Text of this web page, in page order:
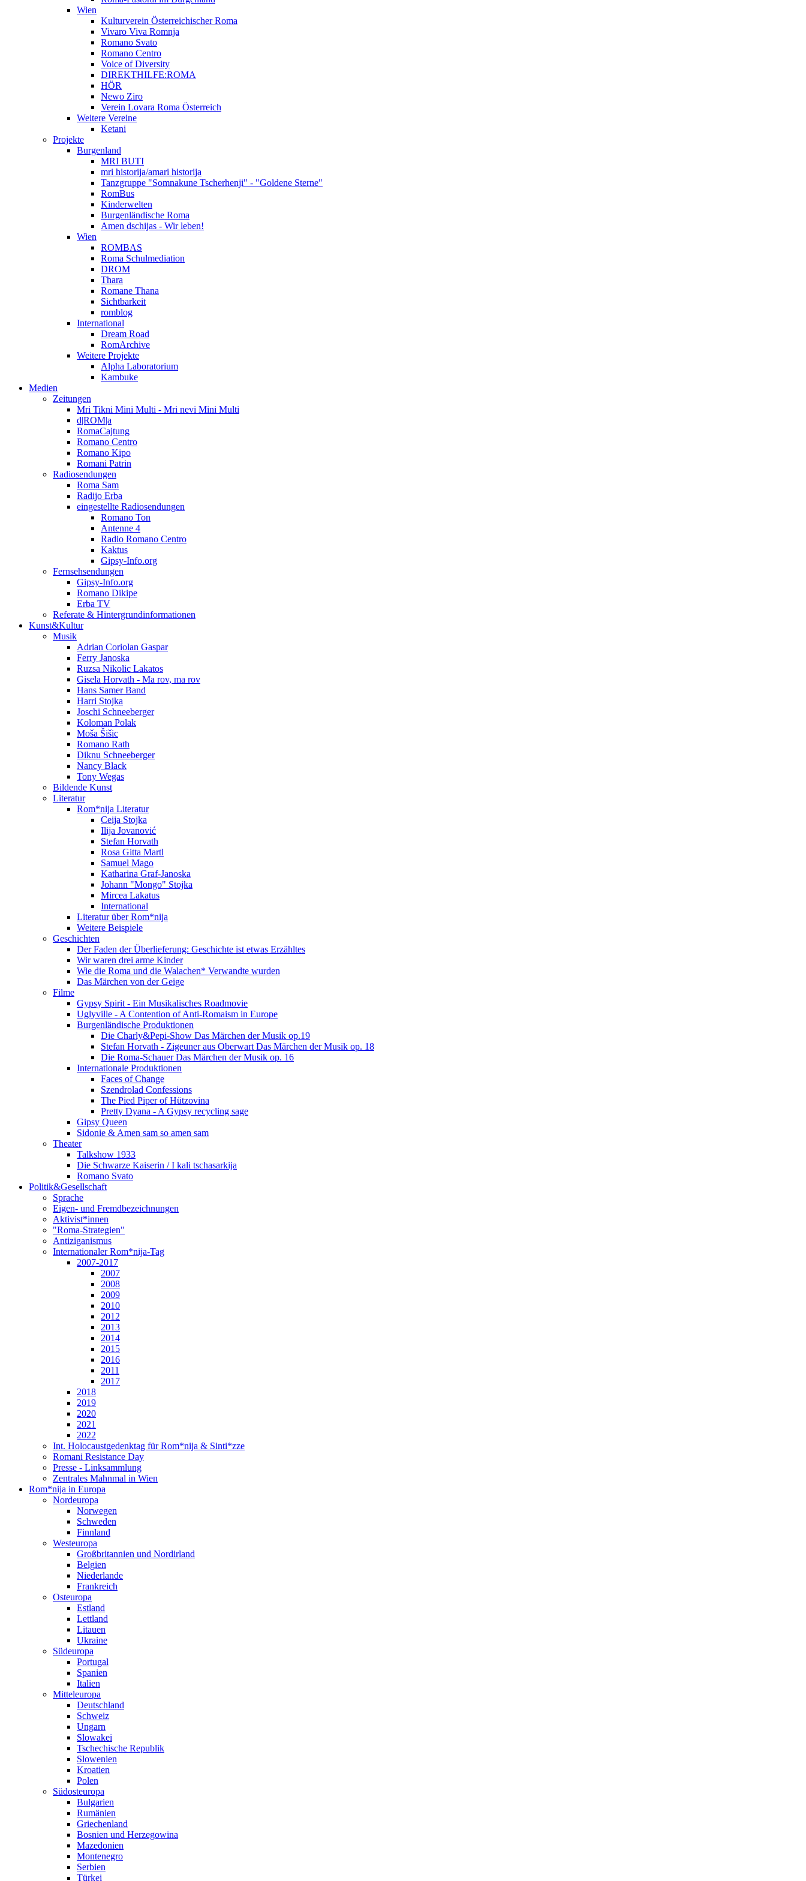
Wien
Kulturverein Österreichischer Roma
Vivaro Viva Romnja
Romano Svato
Romano Centro
Voice of Diversity
DIREKTHILFE:ROMA
HÖR
Newo Ziro
Verein Lovara Roma Österreich
Weitere Vereine
Ketani
Projekte
Burgenland
MRI BUTI
mri historija/amari historija
Tanzgruppe "Somnakune Tscherhenji" - "Goldene Sterne"
RomBus
Kinderwelten
Burgenländische Roma
Amen dschijas - Wir leben!
Wien
ROMBAS
Roma Schulmediation
DROM
Thara
Romane Thana
Sichtbarkeit
romblog
International
Dream Road
RomArchive
Weitere Projekte
Alpha Laboratorium
Kambuke
Medien
Zeitungen
Mri Tikni Mini Multi - Mri nevi Mini Multi
d|ROM|a
RomaCajtung
Romano Centro
Romano Kipo
Romani Patrin
Radiosendungen
Roma Sam
Radijo Erba
eingestellte Radiosendungen
Romano Ton
Antenne 4
Radio Romano Centro
Kaktus
Gipsy-Info.org
Fernsehsendungen
Gipsy-Info.org
Romano Dikipe
Erba TV
Referate & Hintergrundinformationen
Kunst&Kultur
Musik
Adrian Coriolan Gaspar
Ferry Janoska
Ruzsa Nikolic Lakatos
Gisela Horvath - Ma rov, ma rov
Hans Samer Band
Harri Stojka
Joschi Schneeberger
Koloman Polak
Moša Šišic
Romano Rath
Diknu Schneeberger
Nancy Black
Tony Wegas
Bildende Kunst
Literatur
Rom*nija Literatur
Ceija Stojka
Ilija Jovanović
Stefan Horvath
Rosa Gitta Martl
Samuel Mago
Katharina Graf-Janoska
Johann "Mongo" Stojka
Mircea Lakatus
International
Literatur über Rom*nija
Weitere Beispiele
Geschichten
Der Faden der Überlieferung: Geschichte ist etwas Erzähltes
Wir waren drei arme Kinder
Wie die Roma und die Walachen* Verwandte wurden
Das Märchen von der Geige
Filme
Gypsy Spirit - Ein Musikalisches Roadmovie
Uglyville - A Contention of Anti-Romaism in Europe
Burgenländische Produktionen
Die Charly&Pepi-Show Das Märchen der Musik op.19
Stefan Horvath - Zigeuner aus Oberwart Das Märchen der Musik op. 18
Die Roma-Schauer Das Märchen der Musik op. 16
Internationale Produktionen
Faces of Change
Szendrolad Confessions
The Pied Piper of Hützovina
Pretty Dyana - A Gypsy recycling sage
Gipsy Queen
Sidonie & Amen sam so amen sam
Theater
Talkshow 1933
Die Schwarze Kaiserin / I kali tschasarkija
Romano Svato
Politik&Gesellschaft
Sprache
Eigen- und Fremdbezeichnungen
Aktivist*innen
"Roma-Strategien"
Antiziganismus
Internationaler Rom*nija-Tag
2007-2017
2007
2008
2009
2010
2012
2013
2014
2015
2016
2011
2017
2018
2019
2020
2021
2022
Int. Holocaustgedenktag für Rom*nija & Sinti*zze
Romani Resistance Day
Presse - Linksammlung
Zentrales Mahnmal in Wien
Rom*nija in Europa
Nordeuropa
Norwegen
Schweden
Finnland
Westeuropa
Großbritannien und Nordirland
Belgien
Niederlande
Frankreich
Osteuropa
Estland
Lettland
Litauen
Ukraine
Südeuropa
Portugal
Spanien
Italien
Mitteleuropa
Deutschland
Schweiz
Ungarn
Slowakei
Tschechische Republik
Slowenien
Kroatien
Polen
Südosteuropa
Bulgarien
Rumänien
Griechenland
Bosnien und Herzegowina
Mazedonien
Montenegro
Serbien
Türkei